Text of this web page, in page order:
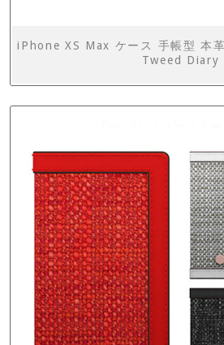
iPhone XS Max ケース 手帳型 本
Tweed Diary